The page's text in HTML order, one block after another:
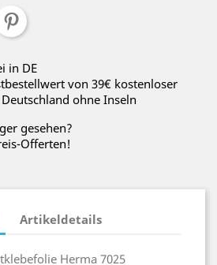
in DE
von 39€ kostenloser
ohne Inseln
gesehen?
Offerten!
Artikeldetails
Herma 7025